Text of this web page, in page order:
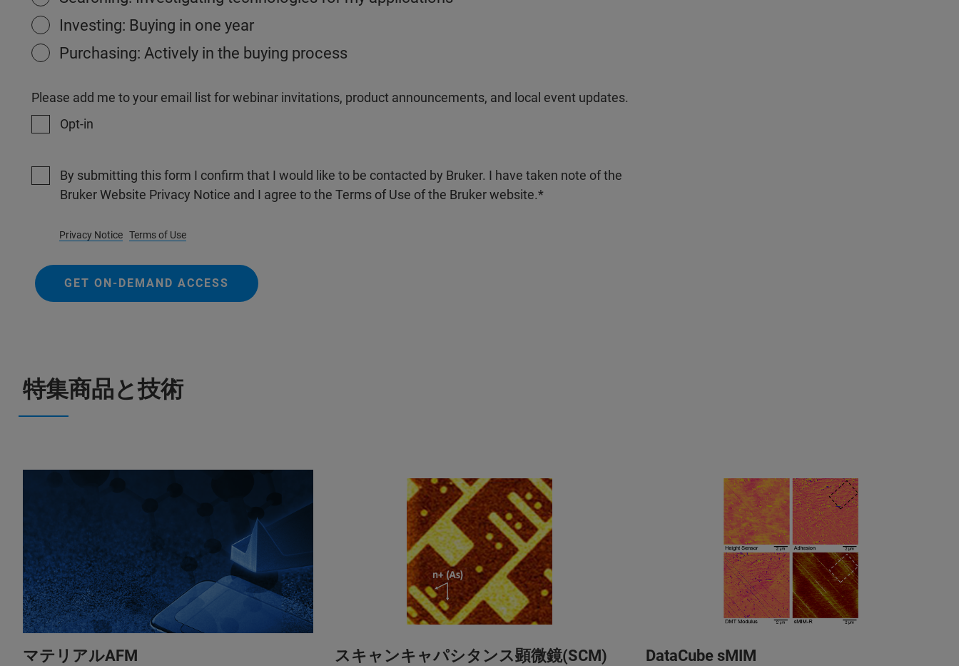
Investing: Buying in one year
Purchasing: Actively in the buying process
Please add me to your email list for webinar invitations, product announcements, and local event updates.
Opt-in
By submitting this form I confirm that I would like to be contacted by Bruker. I have taken note of the
Bruker Website Privacy Notice and I agree to the Terms of Use of the Bruker website.
Privacy Notice Terms of Use
GET ON-DEMAND ACCESS
特集商品と技術
マテリアルAFM スキャンキャパシタンス顕微鏡(SCM) DataCube sMIM